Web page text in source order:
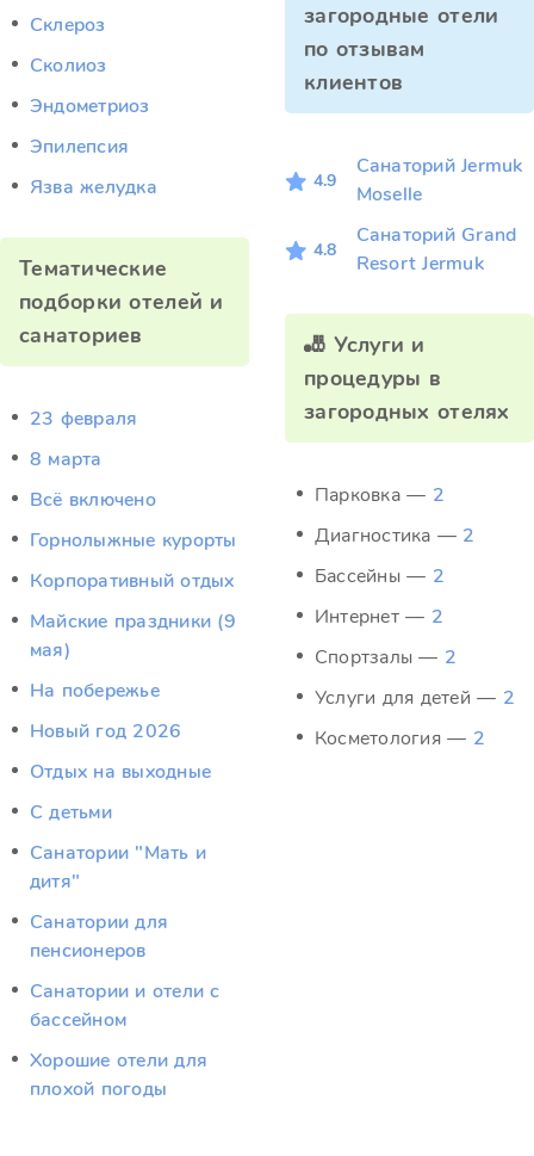
Склероз
Сколиоз
Эндометриоз
Эпилепсия
Язва желудка
Тематические
подборки отелей и
санаториев
23 февраля
8 марта
Всё включено
Горнолыжные курорты
Корпоративный отдых
Майские праздники (9
мая)
На побережье
Новый год 2026
Отдых на выходные
С детьми
Санатории "Мать и
дитя"
Санатории для
пенсионеров
Санатории и отели с
бассейном
Хорошие отели для
плохой погоды
загородные отели
по отзывам
клиентов
4.9
Санаторий Jermuk
Moselle
4.8
Санаторий Grand
Resort Jermuk
🎳 Услуги и
процедуры в
загородных отелях
Парковка — 2
Диагностика — 2
Бассейны — 2
Интернет — 2
Спортзалы — 2
Услуги для детей — 2
Косметология — 2